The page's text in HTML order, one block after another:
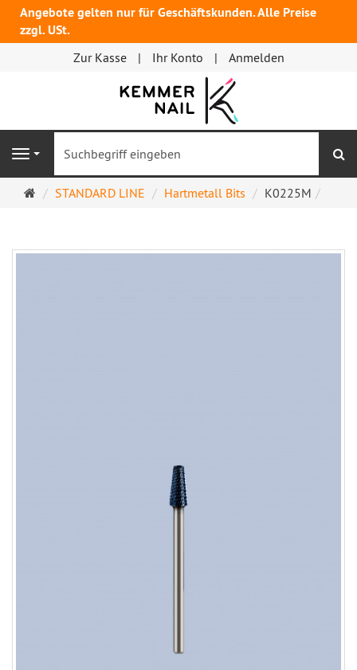
Angebote gelten nur für Geschäftskunden. Alle Preise
zzgl. USt.
Zur Kasse Ihr Konto Anmelden
Navigation
Startseite
STANDARD LINE Hartmetall Bits K0225M